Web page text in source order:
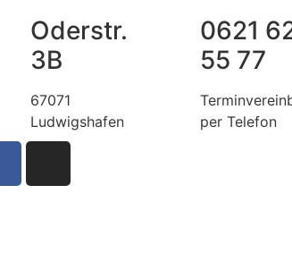
Oderstr.
3B
67071
Ludwigshafen
0621
55 77
per Telefon